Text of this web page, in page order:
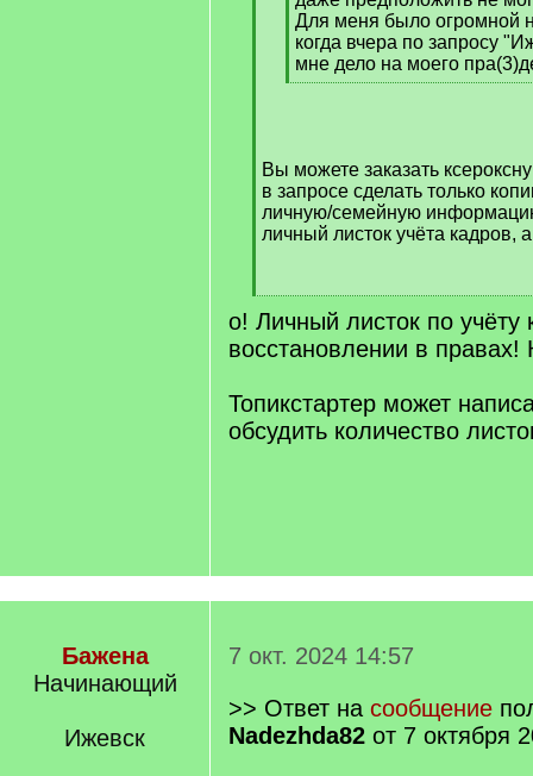
Для меня было огромной
когда вчера по запросу
мне дело на моего
[
Вы можете заказать
в запросе сделать только
личную/семейную
личный листок учёта кадров,
[
/
q
]
о! Личный листок по учёту
восстановлении в правах!
Топикстартер может
обсудить количество
Бажена
Начинающий
Ижевск
7 окт. 2024 14:57
>> Ответ на сообщение
Nadezhda82 от 7 октября